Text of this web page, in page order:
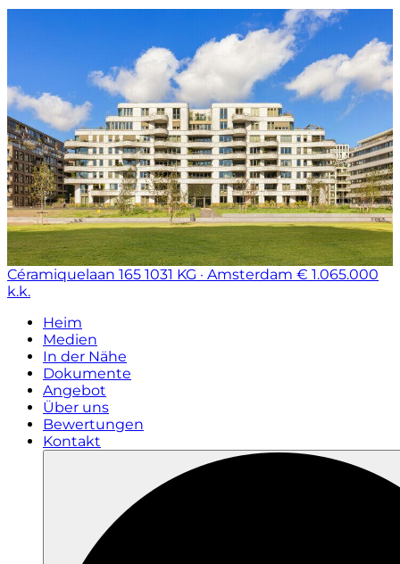
Céramiquelaan 165 1031 KG · Amsterdam € 1.065.000
k.k.
Heim
Medien
In der Nähe
Dokumente
Angebot
Über uns
Bewertungen
Kontakt